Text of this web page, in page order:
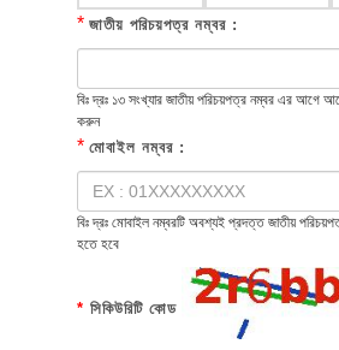
* জাতীয় পরিচয়পত্র নম্বর :
বিঃ দ্রঃ ১৩ সংখ্যার জাতীয় পরিচয়পত্র নম্বর এর আগে
করুন
* মোবাইল নম্বর :
বিঃ দ্রঃ মোবাইল নম্বরটি অবশ্যই প্রদত্ত জাতীয়
হতে হবে
* সিকিউরিটি কোড